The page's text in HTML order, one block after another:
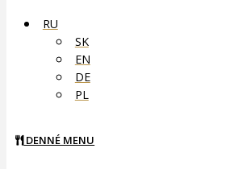
RU
SK
EN
DE
PL
DENNÉ MENU